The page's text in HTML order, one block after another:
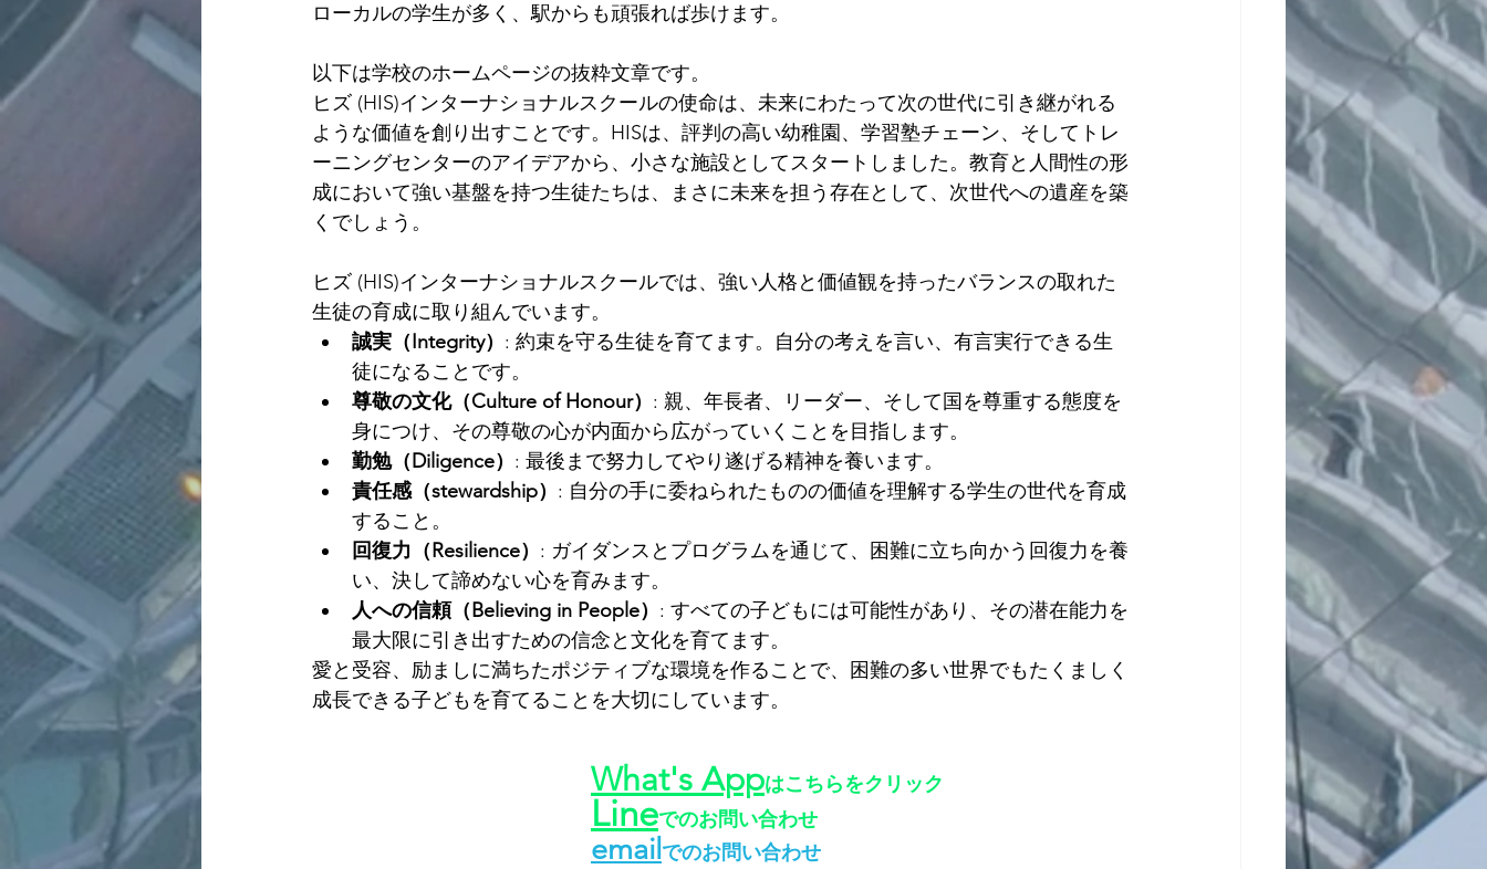
ローカルの学生が多く、駅からも頑張れば歩けます。
以下は学校のホームページの抜粋文章です。
ヒズ (HIS)インターナショナルスクールの使命は、未来にわたって次の世代に引き継がれる
ような価値を創り出すことです。HISは、評判の高い幼稚園、学習塾チェーン、そしてトレ
ーニングセンターのアイデアから、小さな施設としてスタートしました。教育と人間性の形
成において強い基盤を持つ生徒たちは、まさに未来を担う存在として、次世代への遺産を築
くでしょう。
ヒズ (HIS)インターナショナルスクールでは、強い人格と価値観を持ったバランスの取れた
生徒の育成に取り組んでいます。
誠実（Integrity） : 約束を守る生徒を育てます。自分の考えを言い、有言実行できる生
徒になることです。
尊敬の文化（Culture of Honour） : 親、年長者、リーダー、そして国を尊重する態度を
身につけ、その尊敬の心が内面から広がっていくことを目指します。
勤勉（Diligence） : 最後まで努力してやり遂げる精神を養います。
責任感（stewardship） : 自分の手に委ねられたものの価値を理解する学生の世代を育成
すること。
回復力（Resilience） : ガイダンスとプログラムを通じて、困難に立ち向かう回復力を養
い、決して諦めない心を育みます。
人への信頼（Believing in People） : すべての子どもには可能性があり、その潜在能力を
最大限に引き出すための信念と文化を育てます。
愛と受容、励ましに満ちたポジティブな環境を作ることで、困難の多い世界でもたくましく
成長できる子どもを育てることを大切にしています。
What's Appはこちらをクリック
Lineでのお問い合わせ
email でのお問い合わせ